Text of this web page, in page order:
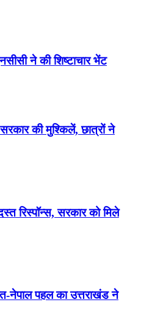
ने की शिष्टाचार भेंट
की मुश्किलें, छात्रों ने
रिस्पॉन्स, सरकार को मिले
नेपाल पहल का उत्तराखंड ने